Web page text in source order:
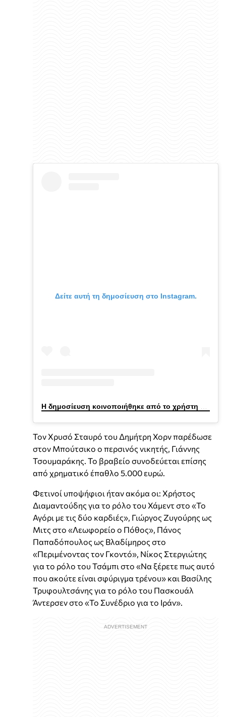
Δείτε αυτή τη δημοσίευση στο Instagram.
Τον Χρυσό Σταυρό του Δημήτρη Χορν παρέδωσε
στον Μπούτσικο ο περσινός νικητής, Γιάννης
Τσουμαράκης. Το βραβείο συνοδεύεται επίσης
από χρηματικό έπαθλο 5.000 ευρώ.
Φετινοί υποψήφιοι ήταν ακόμα οι: Χρήστος
Διαμαντούδης για το ρόλο του Χάμεντ στο «Το
Αγόρι με τις δύο καρδιές», Γιώργος Ζυγούρης ως
Μιτς στο «Λεωφορείο ο Πόθος», Πάνος
Παπαδόπουλος ως Βλαδίμηρος στο
«Περιμένοντας τον Γκοντό», Νίκος Στεργιώτης
για το ρόλο του Τσάμπι στο «Να ξέρετε πως αυτό
που ακούτε είναι σφύριγμα τρένου» και Βασίλης
Τρυφουλτσάνης για το ρόλο του Πασκουάλ
Άντερσεν στο «Το Συνέδριο για το Ιράν».